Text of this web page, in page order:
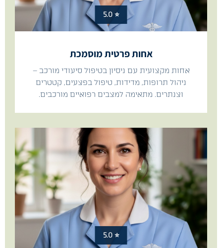
⭐ 5.0
אחות פרטית מוסמכת
אחות מקצועית עם ניסיון בטיפול סיעודי מורכב –
ניהול תרופות, מדידות, טיפול בפצעים, קטטרים
וצנתרים. מתאימה למצבים רפואיים מורכבים.
⭐ 5.0